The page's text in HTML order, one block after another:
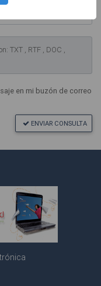
TXT , RTF , DOC ,
en mi buzón de correo
ENVIAR CONSULTA